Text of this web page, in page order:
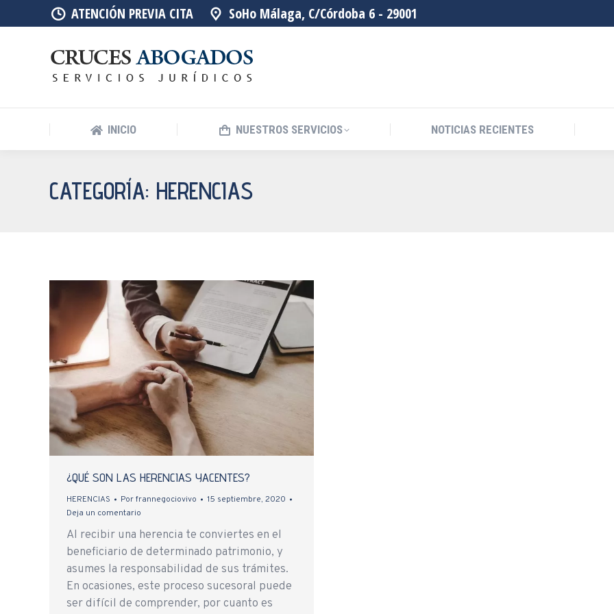
ATENCIÓN PREVIA CITA SoHo Málaga, C/Córdoba 6 - 29001
INICIO NUESTROS SERVICIOS NOTICIAS RECIENTES
CATEGORÍA: HERENCIAS
¿QUÉ SON LAS HERENCIAS YACENTES?
HERENCIAS Porfrannegociovivo
15 septiembre, 2020
Deja un comentario
Al recibir una herencia te conviertes en el
beneficiario de determinado patrimonio, y
asumes la responsabilidad de sus trámites.
En ocasiones, este proceso sucesoral puede
ser difícil de comprender, por cuanto es